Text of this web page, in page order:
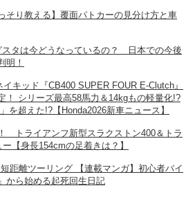
そり教える】覆面パトカーの見分け方と車
スタは今どうなっているの？ 日本での今後
明！
イキッド『CB400 SUPER FOUR E-Clutch』
！ シリーズ最高58馬力＆14kgもの軽量化!?
を超えた!?【Honda2026新車ニュース】
トライアンフ新型スラクストン400＆トラ
【身長154cmの足着きは？】
距離ツーリング 【連載マンガ】初心者バイ
から始める起死回生日記